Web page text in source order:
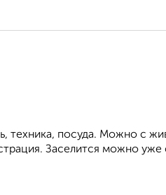
техника, посуда. Можно с
Заселится можно уже